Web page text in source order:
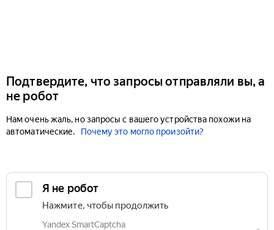
Подтвердите, что запросы отправляли вы, а
не робот
Нам очень жаль, но запросы с вашего устройства похожи на
автоматические.
Почему это могло произойти?